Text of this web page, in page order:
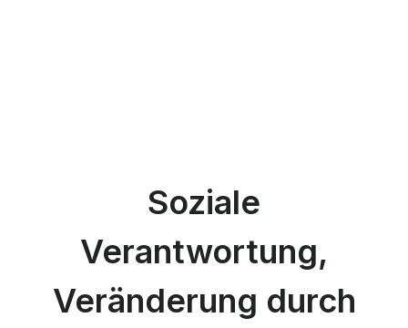
Soziale
Verantwortung,
Veränderung durch